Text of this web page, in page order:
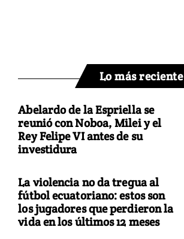
Lo más reciente
Abelardo de la Espriella se
reunió con Noboa, Milei y el
Rey Felipe VI antes de su
investidura
La violencia no da tregua al
fútbol ecuatoriano: estos son
los jugadores que perdieron la
vida en los últimos 12 meses